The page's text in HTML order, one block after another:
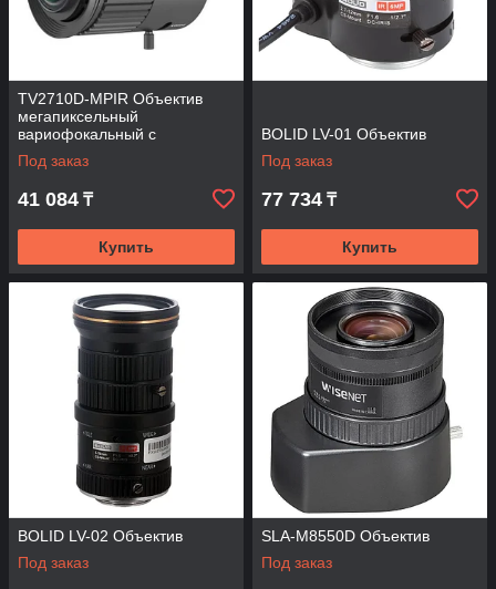
TV2710D-MPIR Объектив
мегапиксельный
вариофокальный с
автоматической диафрагмой
(АРД)
Под заказ
41 084 ₸
Купить
BOLID LV-01 Объектив
Под заказ
77 734 ₸
Купить
BOLID LV-02 Объектив
Под заказ
SLA-M8550D Объектив
Под заказ